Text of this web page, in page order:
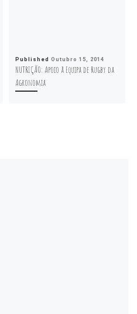
Published Outubro 15, 2014
NUTRIÇÃO: Apoio à Equipa de Rugby da
Agronomia